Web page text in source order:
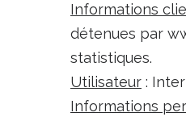
Informations
détenues par
statistiques.
Utilisateur :
Informations